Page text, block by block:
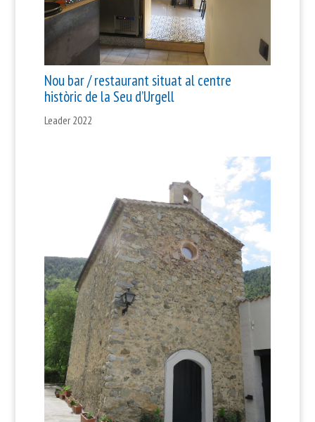
Nou bar / restaurant situat al centre
històric de la Seu d’Urgell
Leader 2022